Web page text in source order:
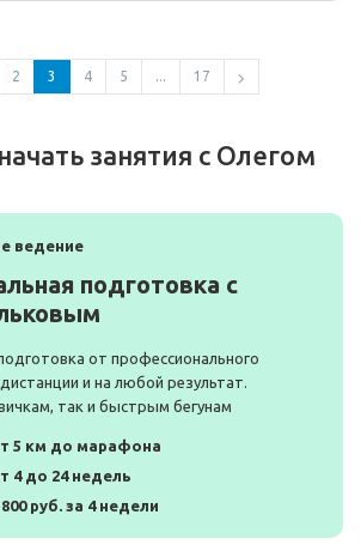
2 3 4 5 ... 17
занятия с Олегом
ведение
подготовка с
от профессионального
и на любой результат.
так и быстрым бегунам
5 км до марафона
4 до 24 недель
800 руб. за 4 недели